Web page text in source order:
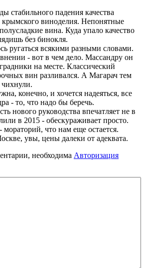
стабильного падения качества
виноделия. Непонятные
вина. Куда упало качество
без бинокля.
ругаться всякими разными словами.
- вот в чем дело. Массандру он
на месте. Классический
вин разливался. А Магарач тем
конечно, и хочется надеяться, все
- то, что надо бы беречь.
нового руководства впечатляет не в
в 2015 - обескураживает просто.
что нам еще остается.
увы, цены далеки от адеквата.
необходима Авторизация